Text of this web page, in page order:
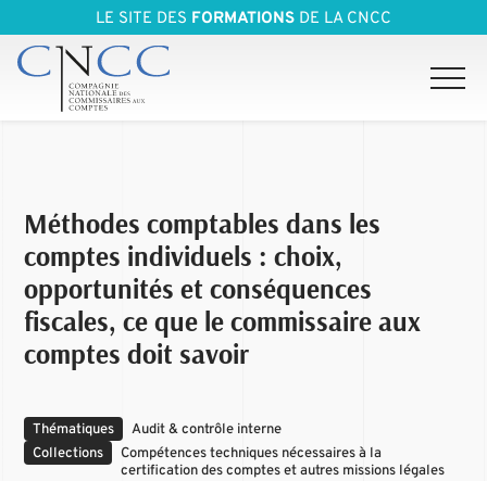
LE SITE DES FORMATIONS DE LA CNCC
Méthodes comptables dans les
comptes individuels : choix,
opportunités et conséquences
fiscales, ce que le commissaire aux
comptes doit savoir
Thématiques
Audit & contrôle interne
Collections
Compétences techniques nécessaires à la
certification des comptes et autres missions légales